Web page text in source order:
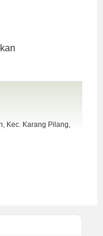
Kec. Karang Pilang,